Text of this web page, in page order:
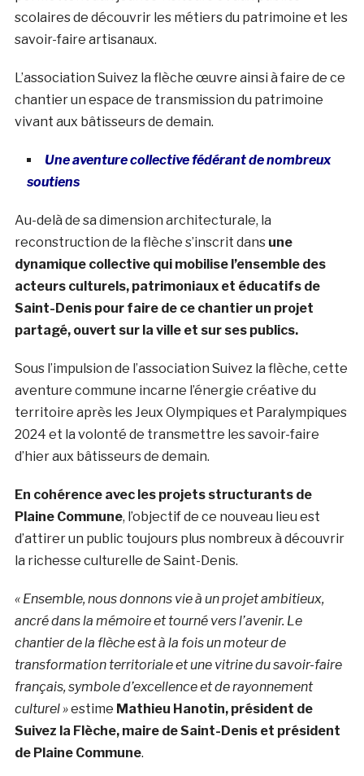
scolaires de découvrir les métiers du patrimoine et les
savoir-faire artisanaux.
L’association Suivez la flèche œuvre ainsi à faire de ce
chantier un espace de transmission du patrimoine
vivant aux bâtisseurs de demain.
Une aventure collective fédérant de nombreux
soutiens
Au-delà de sa dimension architecturale, la
reconstruction de la flèche s’inscrit dans une
dynamique collective qui mobilise l’ensemble des
acteurs culturels, patrimoniaux et éducatifs de
Saint-Denis pour faire de ce chantier un projet
partagé, ouvert sur la ville et sur ses publics.
Sous l’impulsion de l’association Suivez la flèche, cette
aventure commune incarne l’énergie créative du
territoire après les Jeux Olympiques et Paralympiques
2024 et la volonté de transmettre les savoir-faire
d’hier aux bâtisseurs de demain.
En cohérence avec les projets structurants de
Plaine Commune, l’objectif de ce nouveau lieu est
d’attirer un public toujours plus nombreux à découvrir
la richesse culturelle de Saint-Denis.
« Ensemble, nous donnons vie à un projet ambitieux,
ancré dans la mémoire et tourné vers l’avenir. Le
chantier de la flèche est à la fois un moteur de
transformation territoriale et une vitrine du savoir-faire
français, symbole d’excellence et de rayonnement
culturel »estime Mathieu Hanotin, président de
Suivez la Flèche, maire de Saint-Denis et président
de Plaine Commune.